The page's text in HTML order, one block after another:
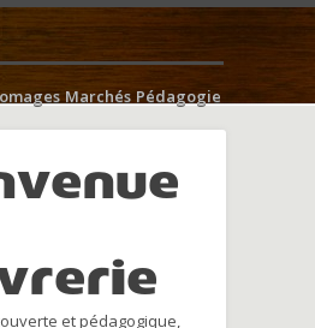
Marchés Pédagogie
et pédagogique,